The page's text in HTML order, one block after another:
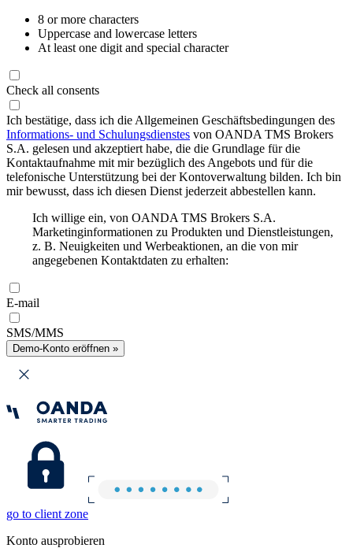
8 or more characters
Uppercase and lowercase letters
At least one digit and special character
Check all consents
Ich bestätige, dass ich die Allgemeinen Geschäftsbedingungen des
Informations- und Schulungsdienstes von OANDA TMS Brokers
S.A. gelesen und akzeptiert habe, die die Grundlage für die
Kontaktaufnahme mit mir bezüglich des Angebots und für die
telefonische Unterstützung bei der Kontoverwaltung bilden. Ich bin
mir bewusst, dass ich diesen Dienst jederzeit abbestellen kann.
Ich willige ein, von OANDA TMS Brokers S.A.
Marketinginformationen zu Produkten und Dienstleistungen,
z. B. Neuigkeiten und Werbeaktionen, an die von mir
angegebenen Kontaktdaten zu erhalten:
E-mail
SMS/MMS
Demo-Konto eröffnen »
go to client zone
Konto ausprobieren